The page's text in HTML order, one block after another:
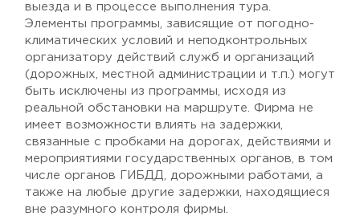
выезда и в процессе выполнения тура.
Элементы программы, зависящие от погодно-
климатических условий и неподконтрольных
организатору действий служб и организаций
(дорожных, местной администрации и т.п.) могут
быть исключены из программы, исходя из
реальной обстановки на маршруте. Фирма не
имеет возможности влиять на задержки,
связанные с пробками на дорогах, действиями и
мероприятиями государственных органов, в том
числе органов ГИБДД, дорожными работами, а
также на любые другие задержки, находящиеся
вне разумного контроля фирмы.